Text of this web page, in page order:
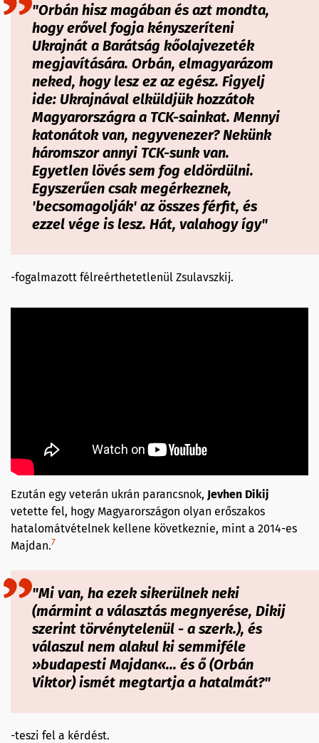
"Orbán hisz magában és azt mondta,
hogy erővel fogja kényszeríteni
Ukrajnát a Barátság kőolajvezeték
megjavítására. Orbán, elmagyarázom
neked, hogy lesz ez az egész. Figyelj
ide: Ukrajnával elküldjük hozzátok
Magyarországra a TCK-sainkat. Mennyi
katonátok van, negyvenezer? Nekünk
háromszor annyi TCK-sunkvan.
Egyetlen lövés sem fog eldördülni.
Egyszerűen csak megérkeznek,
'becsomagolják' az összes férfit, és
ezzel vége is lesz. Hát, valahogy így"
-fogalmazott félreérthetetlenül Zsulavszkij.
Ezután egy veterán ukrán parancsnok, Jevhen Dikij
vetette fel, hogy Magyarországon olyan erőszakos
hatalomátvételnek kellene következnie, mint a 2014-es
Majdan.7
"Mi van, ha ezek sikerülnek neki
(mármint a választás megnyerése, Dikij
szerint törvénytelenül - a szerk.), és
válaszul nem alakul ki semmiféle
»budapesti Majdan«... és ő (Orbán
Viktor) ismét megtartja a hatalmát?"
-teszi fel a kérdést.